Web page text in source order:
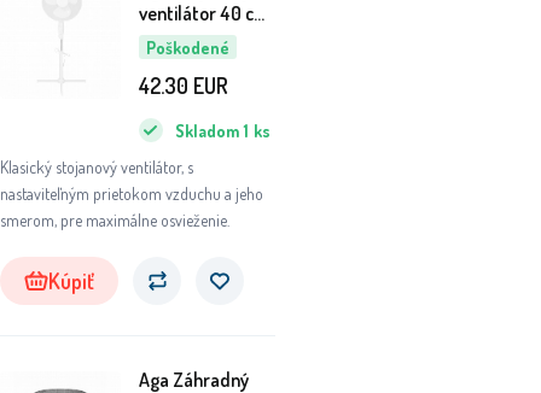
Poškodené
ventilátor 40 cm
Biely 6DAZ436 -
II. AKOSŤ
Klasický stojanový ventilátor, s
nastaviteľným prietokom vzduchu a jeho
smerom, pre maximálne osvieženie.
Skladom 1 ks
42.30 EUR
Kúpiť
Aga Záhradný